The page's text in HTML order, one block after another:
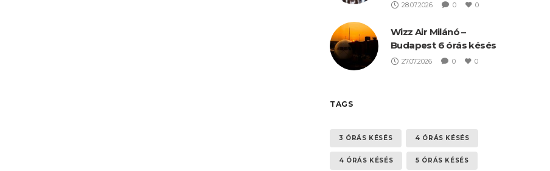
28.07.2026 0 0
Wizz Air Milánó –
Budapest 6 órás késés
27.07.2026 0 0
TAGS
3 ÓRÁS KÉSÉS 4 ÓRÁS KÉSÉS
4 ÓRÁS KÉSÉS 5 ÓRÁS KÉSÉS